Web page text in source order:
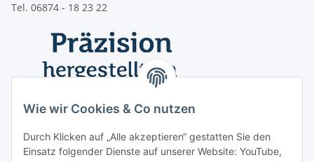
Tel. 06874 - 18 23 22
Wie wir Cookies & Co nutzen
Durch Klicken auf „Alle akzeptieren“ gestatten Sie den
Einsatz folgender Dienste auf unserer Website: YouTube,